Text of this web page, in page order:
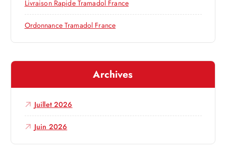
r
t
i
l
Livraison Rapide Tramadol France
Ordonnance Tramadol France
Archives
Juillet 2026
Juin 2026